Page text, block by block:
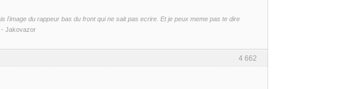
du rappeur bas du front qui ne sait pas ecrire. Et je peux meme pas te dire
- Jakovazor
4 662